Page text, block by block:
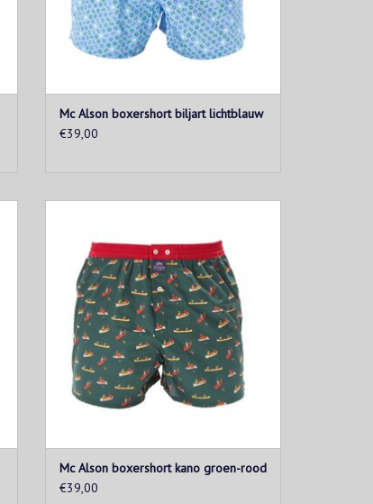
Mc Alson boxershort biljart lichtblauw
€39,00
TOEVOEGEN AAN WINKELWAGEN
Mc Alson boxershort kano groen-rood
€39,00